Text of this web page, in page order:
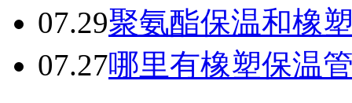
07.29聚氨酯保温和橡
07.27哪里有橡塑保温